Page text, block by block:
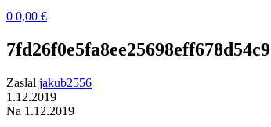
0 0,00 €
7fd26f0e5fa8ee25698eff678d54c9
Zaslal jakub2556
1.12.2019
Na 1.12.2019